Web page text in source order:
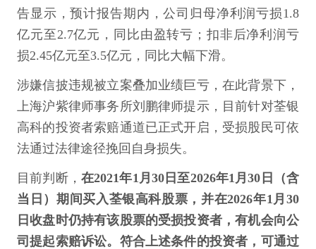
告显示，预计报告期内，公司归母净利润亏损1.8
亿元至2.7亿元，同比由盈转亏；扣非后净利润亏
损2.45亿元至3.5亿元，同比大幅下滑。
涉嫌信披违规被立案叠加业绩巨亏，在此背景下，
上海沪紫律师事务所刘鹏律师提示，目前针对荃银
高科的投资者索赔通道已正式开启，受损股民可依
法通过法律途径挽回自身损失。
目前判断， 在2021年1月30日至2026年1月30日（含
当日）期间买入荃银高科股票，并在2026年1月30
日收盘时仍持有该股票的受损投资者，有机会向公
司提起索赔诉讼。符合上述条件的投资者，可通过